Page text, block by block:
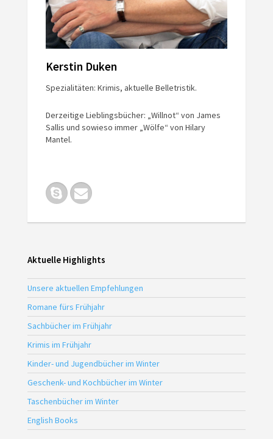
Kerstin Duken
Spezialitäten: Krimis, aktuelle Belletristik.
Derzeitige Lieblingsbücher: „Willnot“ von James
Sallis und sowieso immer „Wölfe“ von Hilary
Mantel.
Aktuelle Highlights
Unsere aktuellen Empfehlungen
Romane fürs Frühjahr
Sachbücher im Frühjahr
Krimis im Frühjahr
Kinder- und Jugendbücher im Winter
Geschenk- und Kochbücher im Winter
Taschenbücher im Winter
English Books